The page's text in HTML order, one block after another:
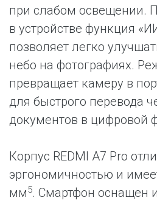
при слабом освещении.
в устройстве функция
позволяет легко
небо на фотографиях.
превращает камеру в
для быстрого перевода
документов в цифровой
Корпус REDMI A7 Pro
эргономичностью и
мм5. Смартфон оснащен